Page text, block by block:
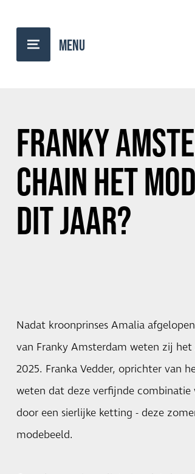
FRANKY
CHAIN HET
DIT JAAR?
Nadat kroonprinses Amalia
van Franky Amsterdam weten zij
2025. Franka Vedder, oprichter van
weten dat deze verfijnde combinatie
door een sierlijke ketting - deze
modebeeld.